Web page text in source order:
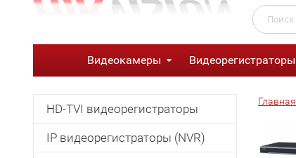
Видеокамеры Видеорегистраторы
HD-TVI видеорегистраторы
IP видеорегистраторы (NVR)
Главная